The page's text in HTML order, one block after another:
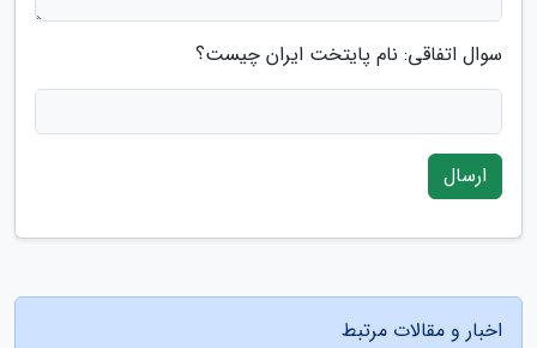
سوال اتفاقی: نام پایتخت ایران چیست؟
ارسال
اخبار و مقالات مرتبط